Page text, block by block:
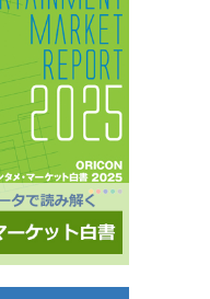
ランキング”のブランドをコンシュー
キング化し、メディア展開・ビジネ
onlineに蓄積■様々なクライアント
の現